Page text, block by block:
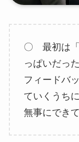
〇 最初は「
っぱいだっ
フィードバ
ていくうち
無事にでき